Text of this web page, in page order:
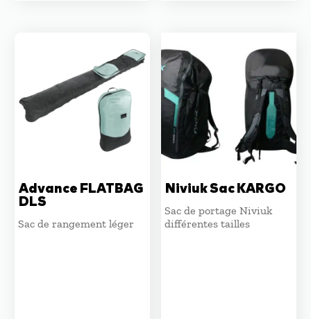
Advance FLATBAG
DLS
Sac de rangement léger
Niviuk Sac KARGO
Sac de portage Niviuk
différentes tailles